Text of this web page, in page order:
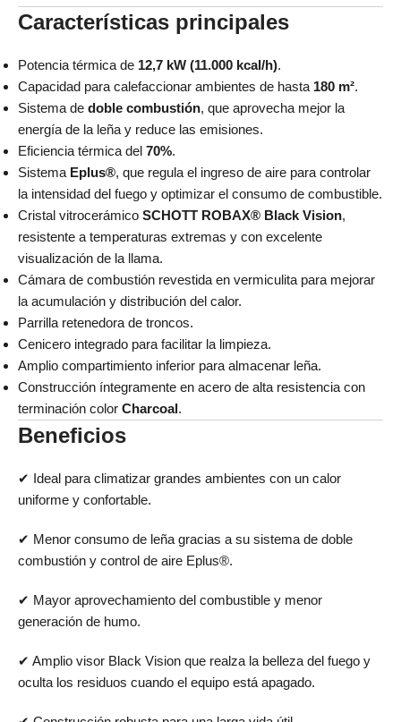
Características principales
Potencia térmica de 12,7 kW (11.000 kcal/h).
Capacidad para calefaccionar ambientes de hasta 180 m².
Sistema de doble combustión, que aprovecha mejor la
energía de la leña y reduce las emisiones.
Eficiencia térmica del 70%.
Sistema Eplus®, que regula el ingreso de aire para controlar
la intensidad del fuego y optimizar el consumo de combustible.
Cristal vitrocerámico SCHOTT ROBAX® Black Vision,
resistente a temperaturas extremas y con excelente
visualización de la llama.
Cámara de combustión revestida en vermiculita para mejorar
la acumulación y distribución del calor.
Parrilla retenedora de troncos.
Cenicero integrado para facilitar la limpieza.
Amplio compartimiento inferior para almacenar leña.
Construcción íntegramente en acero de alta resistencia con
terminación color Charcoal.
Beneficios
✔ Ideal para climatizar grandes ambientes con un calor
uniforme y confortable.
✔ Menor consumo de leña gracias a su sistema de doble
combustión y control de aire Eplus®.
✔ Mayor aprovechamiento del combustible y menor
generación de humo.
✔ Amplio visor Black Vision que realza la belleza del fuego y
oculta los residuos cuando el equipo está apagado.